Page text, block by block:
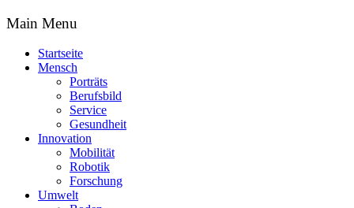
Main Menu
Startseite
Mensch
Porträts
Berufsbild
Service
Gesundheit
Innovation
Mobilität
Robotik
Forschung
Umwelt